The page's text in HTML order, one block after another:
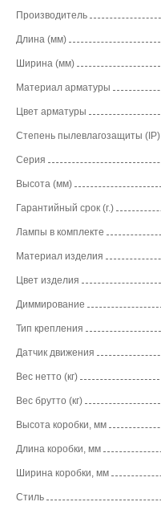
Производитель
Длина (мм)
Ширина (мм)
Материал арматуры
Цвет арматуры
Степень пылевлагозащиты (IP)
Серия
Высота (мм)
Гарантийный срок (г.)
Лампы в комплекте
Материал изделия
Цвет изделия
Диммирование
Тип крепления
Датчик движения
Вес нетто (кг)
Вес брутто (кг)
Высота коробки, мм
Длина коробки, мм
Ширина коробки, мм
Стиль